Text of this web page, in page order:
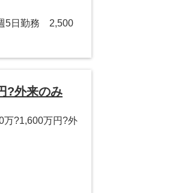
5日勤務 2,500
?外来のみ
万?1,600万円?外